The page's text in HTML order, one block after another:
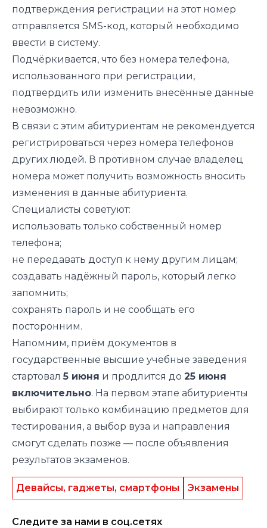
подтверждения регистрации на этот номер
отправляется SMS-код, который необходимо
ввести в систему.
Подчёркивается, что без номера телефона,
использованного при регистрации,
подтвердить или изменить внесённые данные
невозможно.
В связи с этим абитуриентам не рекомендуется
регистрироваться через номера телефонов
других людей. В противном случае владелец
номера может получить возможность вносить
изменения в данные абитуриента.
Специалисты советуют:
использовать только собственный номер
телефона;
не передавать доступ к нему другим лицам;
создавать надёжный пароль, который легко
запомнить;
сохранять пароль и не сообщать его
посторонним.
Напомним, приём документов в
государственные высшие учебные заведения
стартовал5 июня и продлится до 25 июня
включительно. На первом этапе абитуриенты
выбирают только комбинацию предметов для
тестирования, а выбор вуза и направления
смогут сделать позже — после объявления
результатов экзаменов.
Девайсы, гаджеты, смартфоны Экзамены
Следите за нами в соц.сетях